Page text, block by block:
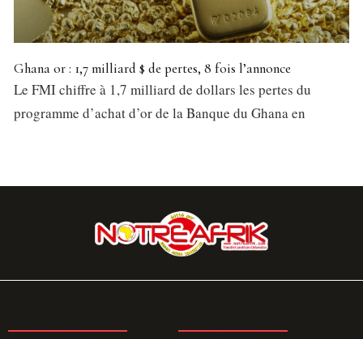
Ghana or : 1,7 milliard $ de pertes, 8 fois l’annonce
Le FMI chiffre à 1,7 milliard de dollars les pertes du
programme d’achat d’or de la Banque du Ghana en